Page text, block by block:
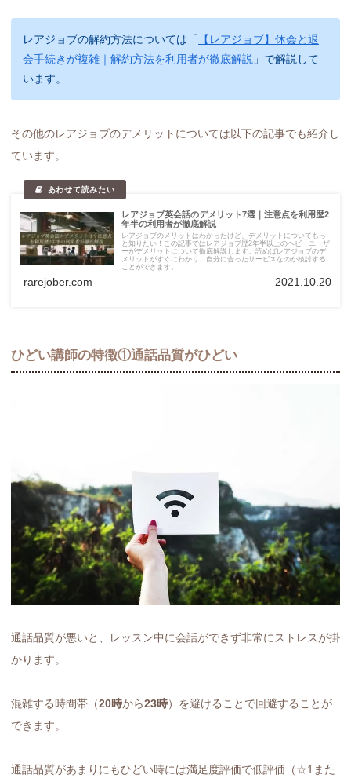
レアジョブの解約方法については「
【レアジョブ】休会と退
会手続きが複雑｜解約方法を利用者が徹底解説 」で解説して
います。
その他のレアジョブのデメリットについては以下の記事でも紹介し
ています。
レアジョブ英会話のデメリット7選｜注意点を利用歴2
年半の利用者が徹底解説
レアジョブのメリットはわかったけど、デメリットについてもっ
と知りたい！この記事ではレアジョブ歴2年半以上のヘビーユーザ
ーがデメリットについて徹底解説します。読めばレアジョブのデ
メリットがすぐにわかり、自分に合ったサービスなのか検討する
ことができます。
rarejober.com 2021.10.20
ひどい講師の特徴①通話品質がひどい
通話品質が悪いと、レッスン中に会話ができず非常にストレスが掛
かります。
混雑する時間帯（20時から23時）を避けることで回避することが
できます。
通話品質があまりにもひどい時には満足度評価で低評価（☆1また